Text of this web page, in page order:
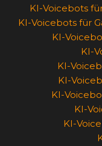
KI-Voicebots
KI-Voicebots für
KI-
KI-
KI-
KI-
KI-
KI-
KI-